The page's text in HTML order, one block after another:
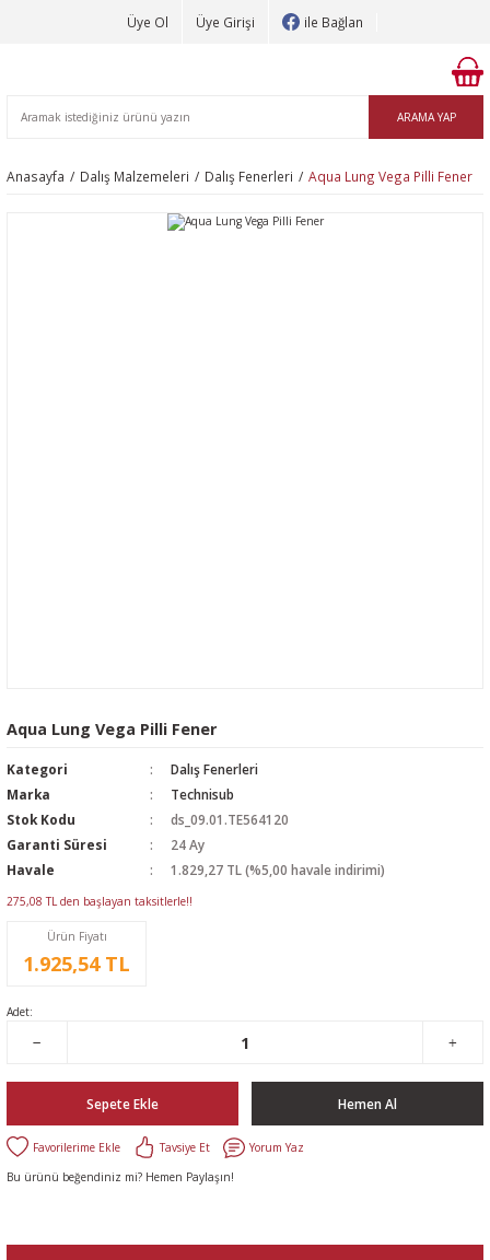
Üye Ol Üye Girişi ile Bağlan
ARAMA YAP
Anasayfa Dalış Malzemeleri Dalış Fenerleri Aqua Lung Vega Pilli Fener
Aqua Lung Vega Pilli Fener
Kategori
Dalış Fenerleri
Marka
Technisub
Stok Kodu
ds_09.01.TE564120
Garanti Süresi
24 Ay
Havale
1.829,27 TL (%5,00 havale indirimi)
275,08 TL den başlayan taksitlerle!!
Ürün Fiyatı
1.925,54 TL
Adet:
Sepete Ekle Hemen Al
Tavsiye Et
Yorum Yaz
Bu ürünü beğendiniz mi? Hemen Paylaşın!